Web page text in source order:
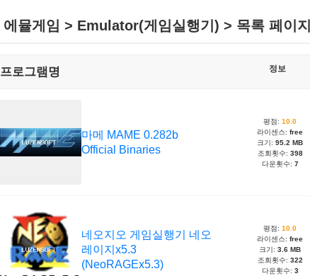
에뮬게임 > Emulator(게임실행기) > 목록 페이지
프로그램명 정보
마메 MAME 0.282b
Official Binaries
평점:10.0
라이센스:free
크기:95.2 MB
조회횟수: 398
다운횟수: 7
네오지오 게임실행기 네오
레이지x5.3
(NeoRAGEx5.3)
평점:10.0
라이센스:free
크기:3.6 MB
조회횟수: 322
다운횟수: 3